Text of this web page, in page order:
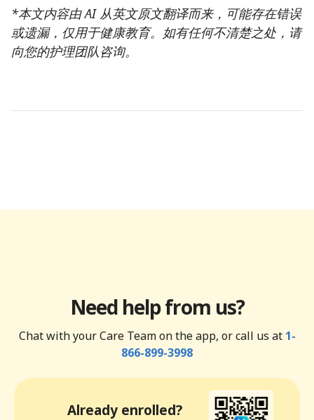
*本文内容由 AI 从英文原文翻译而来，可能存在错误
或遗漏，仅用于健康教育。如有任何不清楚之处，请
向您的护理团队咨询。
Need help from us?
Chat with your Care Team on the app, or call us at 1-
866-899-3998
Already enrolled?